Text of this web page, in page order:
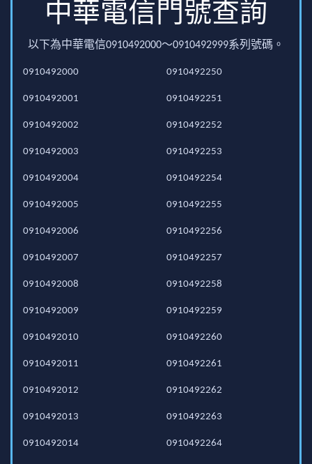
中華電信門號查詢
以下為中華電信0910492000～0910492999系列號碼。
0910492000
0910492001
0910492002
0910492003
0910492004
0910492005
0910492006
0910492007
0910492008
0910492009
0910492010
0910492011
0910492012
0910492013
0910492014
0910492250
0910492251
0910492252
0910492253
0910492254
0910492255
0910492256
0910492257
0910492258
0910492259
0910492260
0910492261
0910492262
0910492263
0910492264